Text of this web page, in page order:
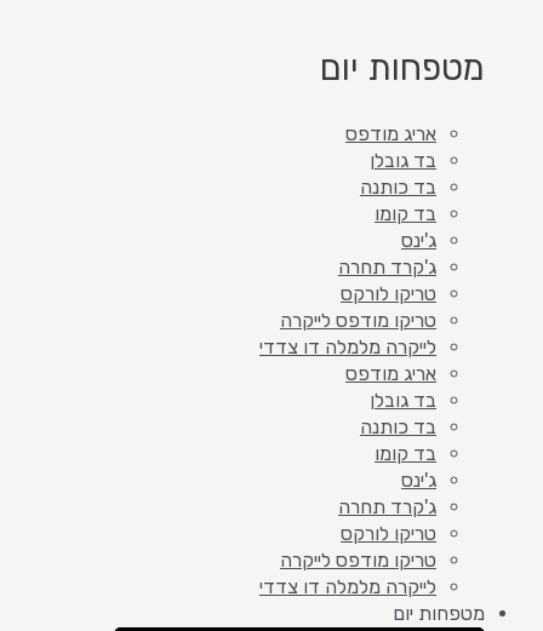
מטפחות יום
אריג מודפס
בד גובלן
בד כותנה
בד קומו
ג'ינס
ג'קרד תחרה
טריקו לורקס
טריקו מודפס לייקרה
לייקרה מלמלה דו צדדי
אריג מודפס
בד גובלן
בד כותנה
בד קומו
ג'ינס
ג'קרד תחרה
טריקו לורקס
טריקו מודפס לייקרה
לייקרה מלמלה דו צדדי
מטפחות יום